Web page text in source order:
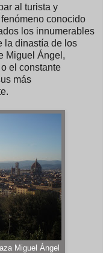
al turista y
conocido
los innumerables
la dinastía de los
Miguel Ángel,
el constante
más
Miguel Ángel